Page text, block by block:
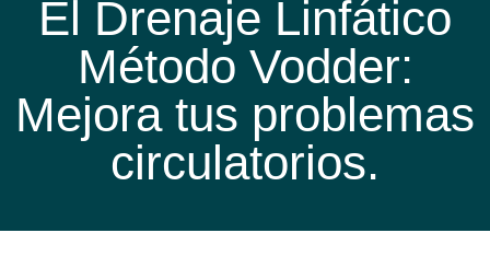
El Drenaje Linfático
Método Vodder:
Mejora tus problemas
circulatorios.